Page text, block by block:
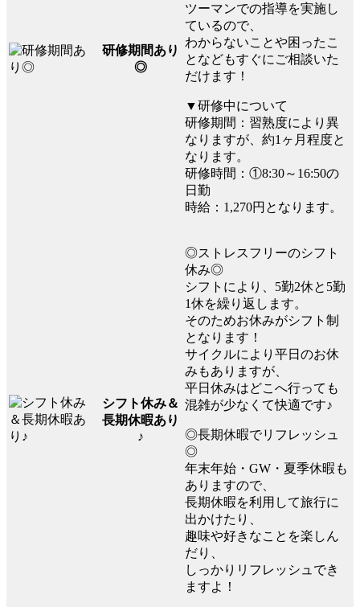
研修期間あり
◎
ツーマンでの指導を実施し
ているので、
わからないことや困ったこ
となどもすぐにご相談いた
だけます！
▼研修中について
研修期間：習熟度により異
なりますが、約1ヶ月程度と
なります。
研修時間：①8:30～16:50の
日勤
時給：1,270円となります。
シフト休み＆
長期休暇あり
♪
◎ストレスフリーのシフト
休み◎
シフトにより、5勤2休と5勤
1休を繰り返します。
そのためお休みがシフト制
となります！
サイクルにより平日のお休
みもありますが、
平日休みはどこへ行っても
混雑が少なくて快適です♪
◎長期休暇でリフレッシュ
◎
年末年始・GW・夏季休暇も
ありますので、
長期休暇を利用して旅行に
出かけたり、
趣味や好きなことを楽しん
だり、
しっかりリフレッシュでき
ますよ！